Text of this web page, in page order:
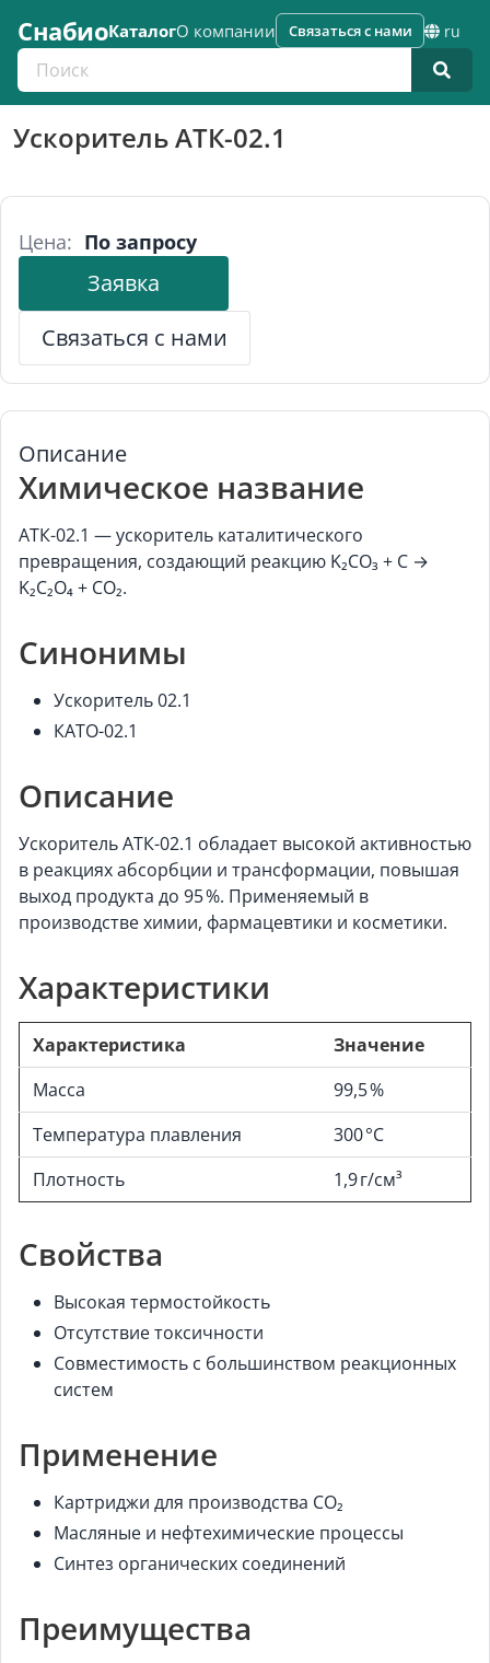
СнабиоКаталогО компании
Поиск по каталогу
Связаться с нами ru
Ускоритель АТК-02.1
Цена: По запросу
Заявка
Связаться с нами
Описание
Химическое название
АТК-02.1 — ускоритель каталитического
превращения, создающий реакцию K₂CO₃ + C →
K₂C₂O₄ + CO₂.
Синонимы
Ускоритель 02.1
КАТО-02.1
Описание
Ускоритель АТК-02.1 обладает высокой активностью
в реакциях абсорбции и трансформации, повышая
выход продукта до 95 %. Применяемый в
производстве химии, фармацевтики и косметики.
Характеристики
Характеристика
Значение
Масса
99,5 %
Температура плавления
300 °C
Плотность
1,9 г/см³
Свойства
Высокая термостойкость
Отсутствие токсичности
Совместимость с большинством реакционных
систем
Применение
Картриджи для производства CO₂
Масляные и нефтехимические процессы
Синтез органических соединений
Преимущества